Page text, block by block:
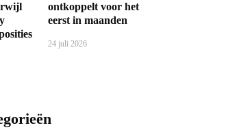
ontkoppelt voor het
eerst in maanden
24 juli 2026